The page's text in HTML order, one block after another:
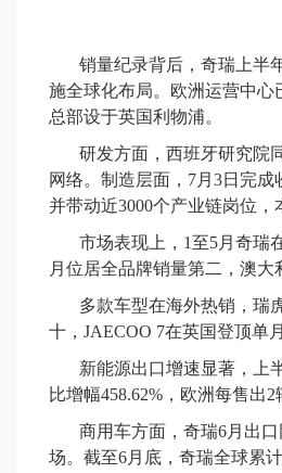
销量纪录背后，奇瑞上半
施全球化布局。欧洲运营中
总部设于英国利物浦。
研发方面，西班牙研究院
网络。制造层面，7月3日完
并带动近3000个产业链岗位
市场表现上，1至5月奇瑞
月位居全品牌销量第二，澳
多款车型在海外热销，瑞
十，JAECOO 7在英国登顶单
新能源出口增速显著，上
比增幅458.62%，欧洲每售出
商用车方面，奇瑞6月出
场。截至6月底，奇瑞全球累